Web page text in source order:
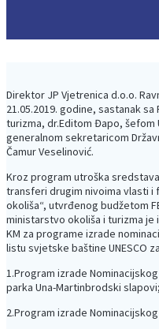
Direktor JP Vjetrenica d.o.o.
21.05.2019. godine, sastanak
turizma, dr.Editom Đapo, šefom
generalnom sekretaricom
Čamur Veselinović.
Kroz program utroška
transferi drugim nivoima vlasti i
okoliša“, utvrđenog budžetom
ministarstvo okoliša i turizma je
KM za programe izrade
listu svjetske baštine UNESCO
1.Program izrade
parka Una-Martinbrodski slapovi;
2.Program izrade